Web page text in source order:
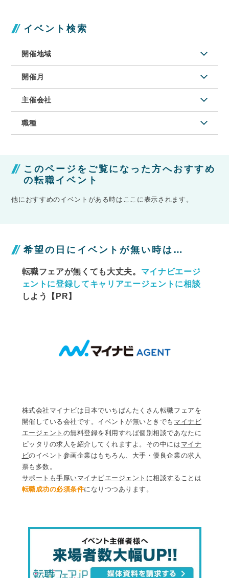
イベント検索
開催地域
開催月
主催会社
職種
このページをご覧になった方へおすすめ
の転職イベント
他におすすめのイベントがある時はここに表示されます。
希望の日にイベントが無い時は…
転職フェアが無くても大丈夫。 マイナビエージ
ェントに登録してキャリアエージェントに相談
しよう【PR】
株式会社マイナビは日本でいちばんたくさん転職フェアを
開催している会社です。イベントが無いときでも マイナビ
エージェント の無料登録を利用すれば個別相談であなたに
ピッタリの求人を紹介してくれますよ。その中には マイナ
ビのイベント参画企業はもちろん、大手・優良企業の求人
票も多数。
サポートも手厚いマイナビエージェントに相談する ことは
転職成功の必須条件になりつつあります。